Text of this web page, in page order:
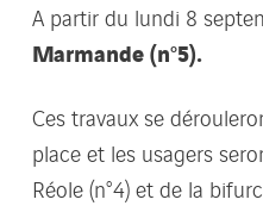
A partir du lundi 8
Marmande (n°5).
Ces travaux se
place et les usagers
Réole (n°4) et de la